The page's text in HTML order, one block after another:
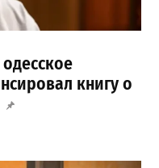
книгу о